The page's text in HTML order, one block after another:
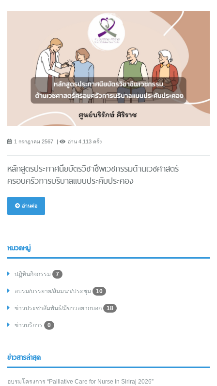
1 กรกฎาคม 2567 อ่าน 4,113 ครั้ง
หลักสูตรประกาศนียบัตรวิชาชีพเวชกรรมด้านเวชศาสตร์
ครอบครัวการบริบาลแบบประคับประคอง
อ่านต่อ
หมวดหมู่
ปฏิทินกิจกรรม 7
อบรม/บรรยาย/สัมมนา/ประชุม 10
ข่าวประชาสัมพันธ์/มีข่าวอยากบอก 18
ข่าวบริการ 0
ข่าวสารล่าสุด
อบรมโครงการ “Palliative Care for Nurse in Siriraj 2026”